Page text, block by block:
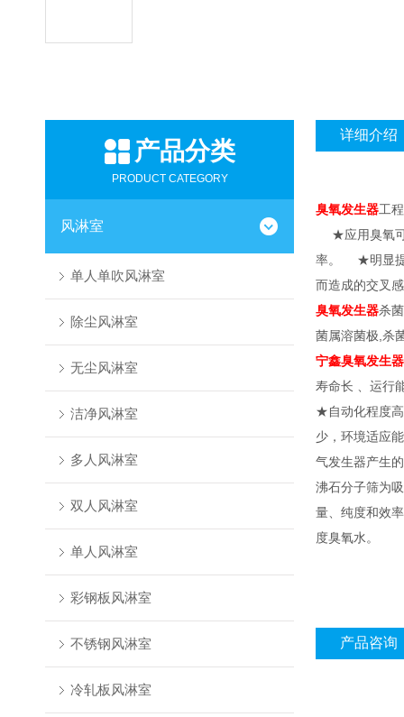
产品分类
PRODUCT CATEGORY
风淋室
单人单吹风淋室
除尘风淋室
无尘风淋室
洁净风淋室
多人风淋室
双人风淋室
单人风淋室
彩钢板风淋室
不锈钢风淋室
冷轧板风淋室
详细介绍
臭氧发生器工
★应用臭氧可
率。 ★明显提
而造成的交叉
臭氧发生器杀
菌属溶菌极,杀
宁鑫臭氧发生器
寿命长 、运行
★自动化程度
少，环境适应
气发生器产生
沸石分子筛为
量、纯度和效
度臭氧水。
产品咨询